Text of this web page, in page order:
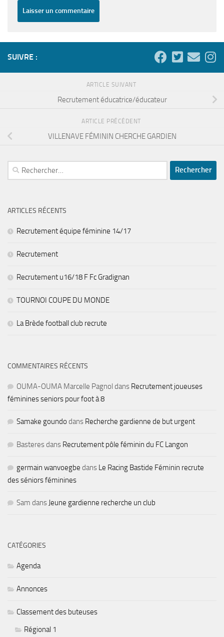
SUIVRE :
ARTICLE SUIVANT
Recrutement éducatrice/éducateur
ARTICLE PRÉCÉDENT
VILLENAVE FÉMININ CHERCHE GARDIEN
Rechercher :
ARTICLES RÉCENTS
Recrutement équipe féminine 14/17
Recrutement
Recrutement u16/18 F Fc Gradignan
TOURNOI COUPE DU MONDE
La Brède football club recrute
COMMENTAIRES RÉCENTS
OUMA-OUMA Marcelle Pagnol dans Recrutement joueuses
féminines seniors pour foot à 8
Samake goundo dans Recherche gardienne de but urgent
Basteresdans Recrutement pôle féminin du FC Langon
germain wanvoegbe dans Le Racing Bastide Féminin recrute
des séniors féminines
Sam dans Jeune gardienne recherche un club
CATÉGORIES
Agenda
Annonces
Classement des buteuses
Régional 1